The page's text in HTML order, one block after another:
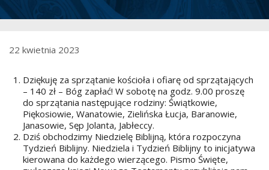
22 kwietnia 2023
Dziękuję za sprzątanie kościoła i ofiarę od sprzątających
– 140 zł – Bóg zapłać! W sobotę na godz. 9.00 proszę
do sprzątania następujące rodziny: Świątkowie,
Piękosiowie, Wanatowie, Zielińska Łucja, Baranowie,
Janasowie, Sęp Jolanta, Jabłeccy.
Dziś obchodzimy Niedzielę Biblijną, która rozpoczyna
Tydzień Biblijny. Niedziela i Tydzień Biblijny to inicjatywa
kierowana do każdego wierzącego. Pismo Święte,